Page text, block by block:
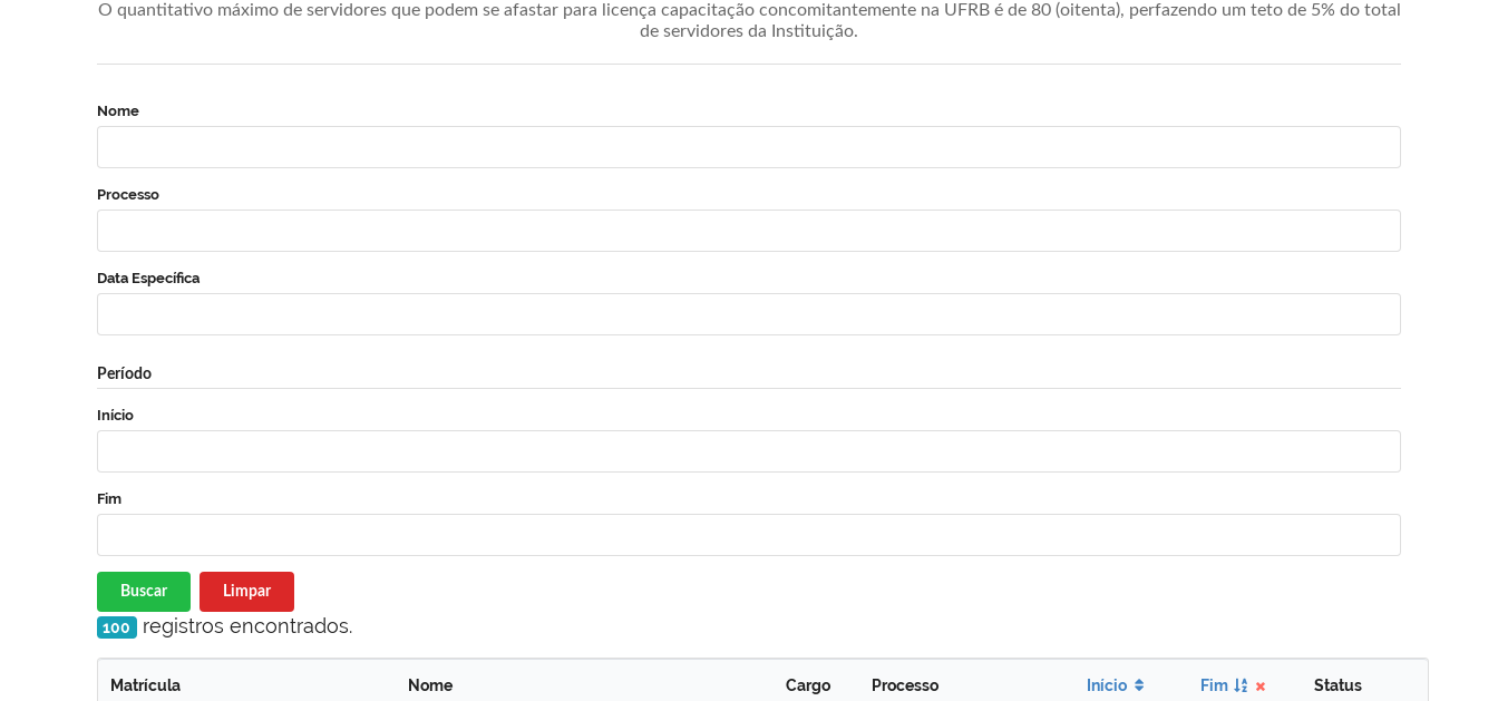
O quantitativo máximo de servidores que podem se afastar para licença capacitação concomitantemente na UFRB é de 80 (oitenta), perfazendo um teto de 5% do total
de servidores da Instituição.
Nome
Processo
Data Específica
Período
Início
Fim
Buscar Limpar
100 registros encontrados.
Matrícula Nome Cargo Processo Início Fim Status